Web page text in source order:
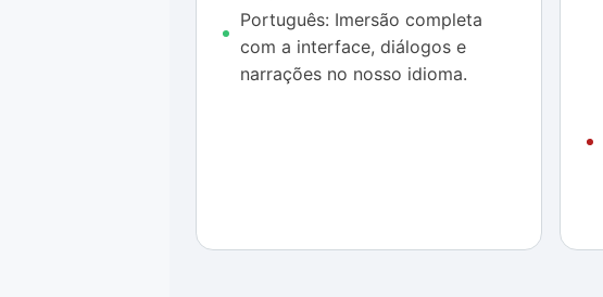
Português: Imersão completa
com a interface, diálogos e
narrações no nosso idioma.